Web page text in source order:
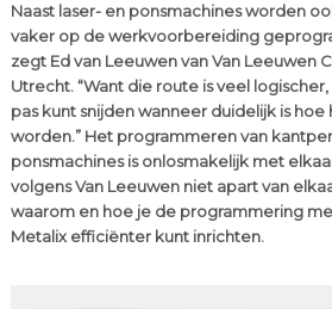
Naast laser- en ponsmachines worden
vaker op de werkvoorbereiding
zegt Ed van Leeuwen van Van Leeuwen
Utrecht. “Want die route is veel
pas kunt snijden wanneer duidelijk is
worden.” Het programmeren van
ponsmachines is onlosmakelijk met
volgens Van Leeuwen niet apart van
waarom en hoe je de programmering
Metalix efficiënter kunt inrichten.